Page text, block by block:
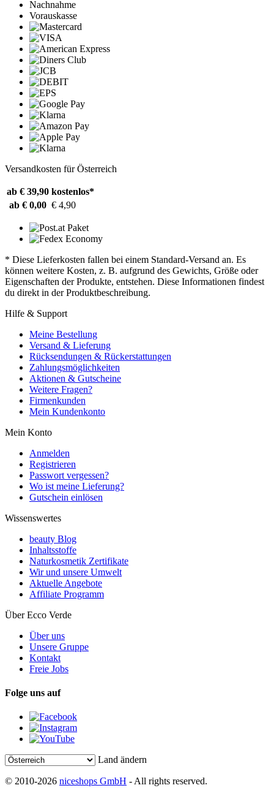
Nachnahme
Vorauskasse
Versandkosten für Österreich
ab € 39,90 kostenlos*
ab € 0,00 € 4,90
* Diese Lieferkosten fallen bei einem Standard-Versand an. Es
können weitere Kosten, z. B. aufgrund des Gewichts, Größe oder
Eigenschaften der Produkte, entstehen. Diese Informationen findest
du direkt in der Produktbeschreibung.
Hilfe & Support
Meine Bestellung
Versand & Lieferung
Rücksendungen & Rückerstattungen
Zahlungsmöglichkeiten
Aktionen & Gutscheine
Weitere Fragen?
Firmenkunden
Mein Kundenkonto
Mein Konto
Anmelden
Registrieren
Passwort vergessen?
Wo ist meine Lieferung?
Gutschein einlösen
Wissenswertes
beauty Blog
Inhaltsstoffe
Naturkosmetik Zertifikate
Wir und unsere Umwelt
Aktuelle Angebote
Affiliate Programm
Über Ecco Verde
Über uns
Unsere Gruppe
Kontakt
Freie Jobs
Folge uns auf
Land ändern
© 2010-2026 niceshops GmbH - All rights reserved.